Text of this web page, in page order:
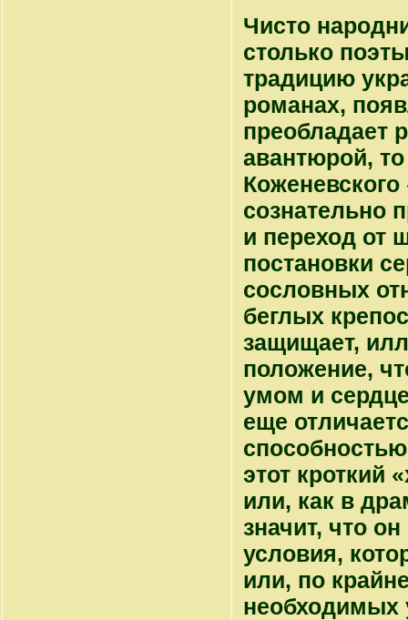
Чисто
столько
традицию
романах,
преобладает
авантюрой,
сознательно
и переход от
постановки
сословных
беглых
защищает,
положение,
умом и
еще
этот кроткий
или, как в
значит, что
условия,
или, по
необходимых